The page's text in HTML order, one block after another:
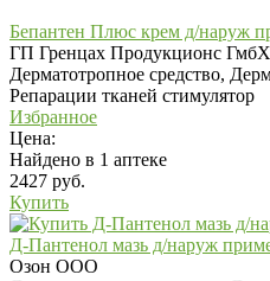
Бепантен Плюс крем д/наруж
ГП Гренцах Продукционс ГмбХ
Дерматотропное средство,
Репарации тканей стимулятор
Избранное
Цена:
Найдено в 1 аптеке
2427 руб.
Купить
Д-Пантенол мазь д/наруж
Озон ООО